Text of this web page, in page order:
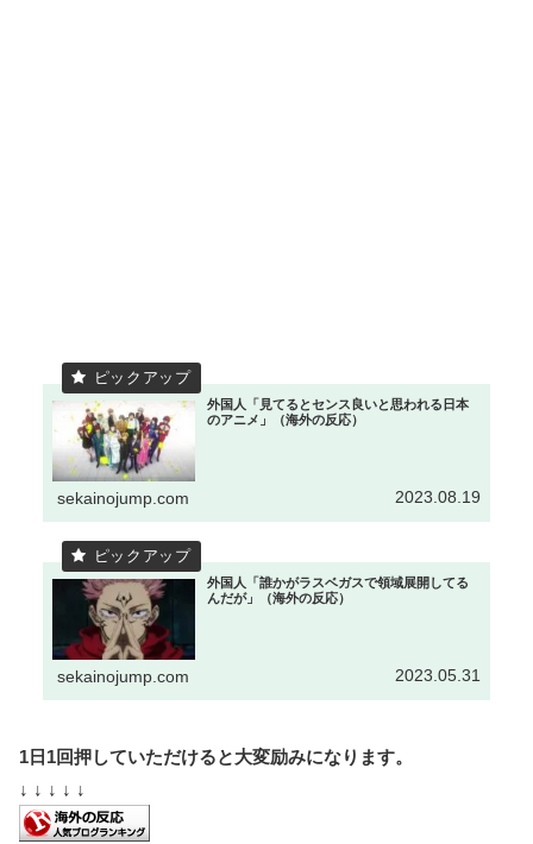
外国人「見てるとセンス良いと思われる日本
のアニメ」（海外の反応）
sekainojump.com 2023.08.19
外国人「誰かがラスベガスで領域展開してる
んだが」（海外の反応）
sekainojump.com 2023.05.31
1日1回押していただけると大変励みになります。
↓ ↓ ↓ ↓ ↓